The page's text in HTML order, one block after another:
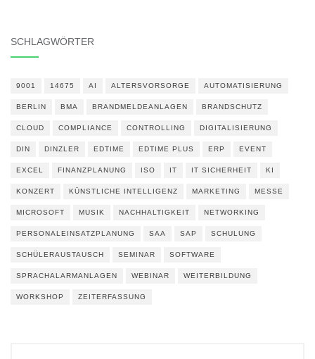
SCHLAGWÖRTER
9001 14675 AI ALTERSVORSORGE AUTOMATISIERUNG
BERLIN BMA BRANDMELDEANLAGEN BRANDSCHUTZ
CLOUD COMPLIANCE CONTROLLING DIGITALISIERUNG
DIN DINZLER EDTIME EDTIME PLUS ERP EVENT
EXCEL FINANZPLANUNG ISO IT IT SICHERHEIT KI
KONZERT KÜNSTLICHE INTELLIGENZ MARKETING MESSE
MICROSOFT MUSIK NACHHALTIGKEIT NETWORKING
PERSONALEINSATZPLANUNG SAA SAP SCHULUNG
SCHÜLERAUSTAUSCH SEMINAR SOFTWARE
SPRACHALARMANLAGEN WEBINAR WEITERBILDUNG
WORKSHOP ZEITERFASSUNG